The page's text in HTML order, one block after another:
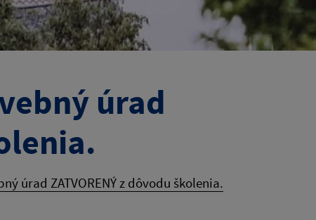
úrad
úrad ZATVORENÝ z dôvodu školenia.